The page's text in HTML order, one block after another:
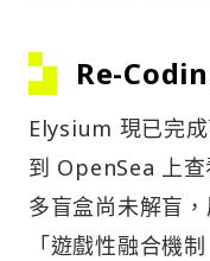
Re-
Elysium 現已完
到 OpenSea 上
多盲盒尚未解盲
「遊戲性融合機